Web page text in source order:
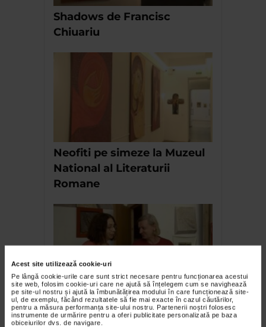
Acest site utilizează cookie-uri
Pe lângă cookie-urile care sunt strict necesare pentru funcționarea acestui
site web, folosim cookie-uri care ne ajută să înțelegem cum se navighează
pe site-ul nostru și ajută la îmbunătățirea modului în care funcționează site-
ul, de exemplu, făcând rezultatele să fie mai exacte în cazul căutărilor,
pentru a măsura performanța site-ului nostru. Partenerii noștri folosesc
instrumente de urmărire pentru a oferi publicitate personalizată pe baza
obiceiurilor dvs. de navigare.
Shadows de Francisc
Chiuariu
Neofiti pe simeze la Muzeul
National al Literaturii
Romane
Mircea Roman si Florentina
Voichi – in viata si in arta